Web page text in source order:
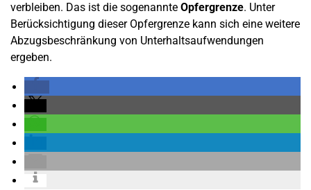
verbleiben. Das ist die sogenannte Opfergrenze. Unter
Berücksichtigung dieser Opfergrenze kann sich eine weitere
Abzugsbeschränkung von Unterhaltsaufwendungen
ergeben.